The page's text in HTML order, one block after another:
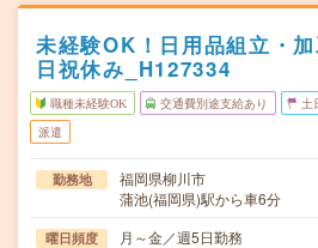
未経験OK！日用品組立・
日祝休み_H127334
職種未経験OK 交通費別途支給あり 土
派遣
勤務地
福岡県柳川市
蒲池(福岡県)駅から車6分
曜日頻度 月～金／週5日勤務